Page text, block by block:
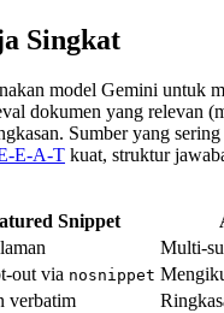
Singkat
model Gemini untuk
dokumen yang relevan
Sumber yang
E-A-T kuat, struktur
Snippet
Multi-
out via nosnippet
verbatim